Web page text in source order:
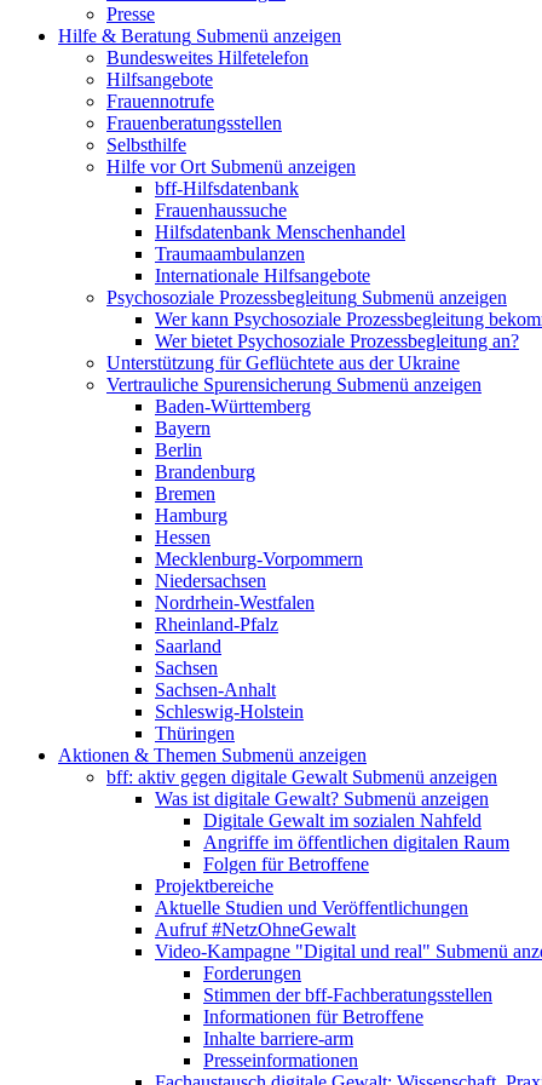
Presse
Hilfe & Beratung Submenü anzeigen
Bundesweites Hilfetelefon
Hilfsangebote
Frauennotrufe
Frauenberatungsstellen
Selbsthilfe
Hilfe vor Ort Submenü anzeigen
bff-Hilfsdatenbank
Frauenhaussuche
Hilfsdatenbank Menschenhandel
Traumaambulanzen
Internationale Hilfsangebote
Psychosoziale Prozessbegleitung Submenü anzeigen
Wer kann Psychosoziale Prozessbegleitung
Wer bietet Psychosoziale Prozessbegleitung an?
Unterstützung für Geflüchtete aus der Ukraine
Vertrauliche Spurensicherung Submenü anzeigen
Baden-Württemberg
Bayern
Berlin
Brandenburg
Bremen
Hamburg
Hessen
Mecklenburg-Vorpommern
Niedersachsen
Nordrhein-Westfalen
Rheinland-Pfalz
Saarland
Sachsen
Sachsen-Anhalt
Schleswig-Holstein
Thüringen
Aktionen & Themen Submenü anzeigen
bff: aktiv gegen digitale Gewalt Submenü anzeigen
Was ist digitale Gewalt? Submenü anzeigen
Digitale Gewalt im sozialen Nahfeld
Angriffe im öffentlichen digitalen Raum
Folgen für Betroffene
Projektbereiche
Aktuelle Studien und Veröffentlichungen
Aufruf #NetzOhneGewalt
Video-Kampagne "Digital und real" Submenü
Forderungen
Stimmen der bff-Fachberatungsstellen
Informationen für Betroffene
Inhalte barriere-arm
Presseinformationen